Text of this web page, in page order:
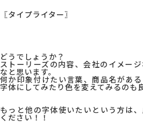
〖タイプライター〗
どうでしょうか？
ストーリーズの内容、会社のイメー
なと思います。
何か印象付けたい言葉、商品名があ
字体にしてみたり色を変えてみるのも
もっと他の字体使いたいという方は
ください！！